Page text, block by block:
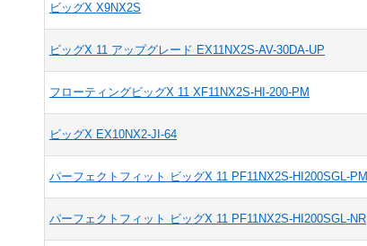
ビッグX X9NX2S
ビッグX 11 アップグレード EX11NX2S-AV-30DA-UP
フローティングビッグX 11 XF11NX2S-HI-200-PM
ビッグX EX10NX2-JI-64
パーフェクトフィット ビッグX 11 PF11NX2S-HI200SGL-PM
パーフェクトフィット ビッグX 11 PF11NX2S-HI200SGL-NR